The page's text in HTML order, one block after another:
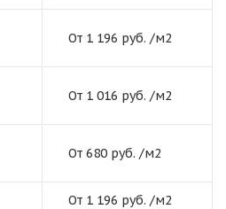
От 1 196 руб. /м2
От 1 016 руб. /м2
От 680 руб. /м2
От 1 196 руб. /м2